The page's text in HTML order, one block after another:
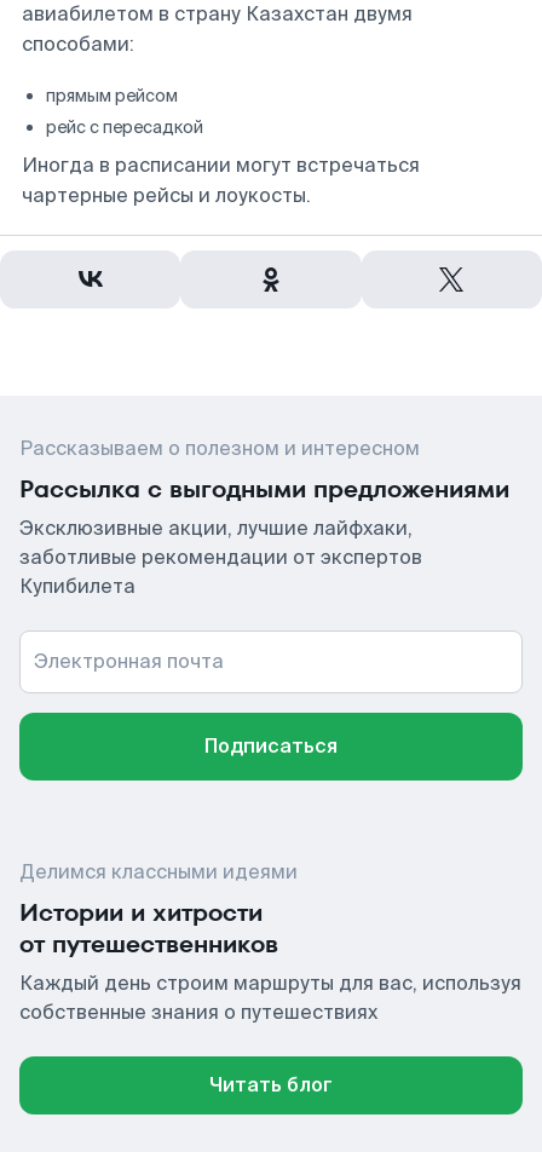
авиабилетом в страну Казахстан двумя
способами:
прямым рейсом
рейс с пересадкой
Иногда в расписании могут встречаться
чартерные рейсы и лоукосты.
Рассказываем о полезном и интересном
Рассылка с выгодными предложениями
Эксклюзивные акции, лучшие лайфхаки,
заботливые рекомендации от экспертов
Купибилета
Электронная почта
Подписаться
Делимся классными идеями
Истории и хитрости
от путешественников
Каждый день строим маршруты для вас, используя
собственные знания о путешествиях
Читать блог